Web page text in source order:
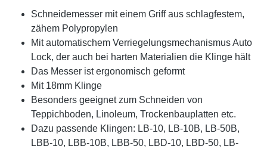
Schneidemesser mit einem Griff aus schlagfestem,
zähem Polypropylen
Mit automatischem Verriegelungsmechanismus Auto
Lock, der auch bei harten Materialien die Klinge hält
Das Messer ist ergonomisch geformt
Mit 18mm Klinge
Besonders geeignet zum Schneiden von
Teppichboden, Linoleum, Trockenbauplatten etc.
Dazu passende Klingen: LB-10, LB-10B, LB-50B,
LBB-10, LBB-10B, LBB-50, LBD-10, LBD-50, LB-